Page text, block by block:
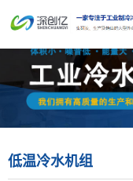
低温冷水机组